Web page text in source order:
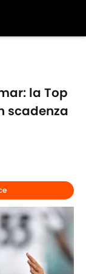
la Top
scadenza